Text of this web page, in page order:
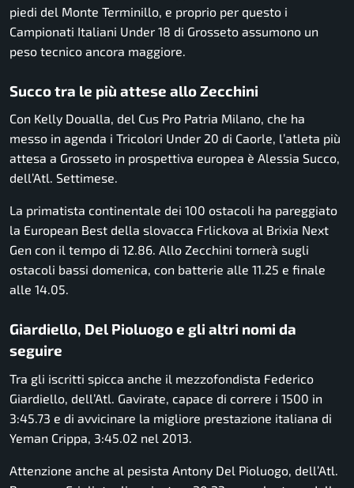
piedi del Monte Terminillo, e proprio per questo i
Campionati Italiani Under 18 di Grosseto assumono un
peso tecnico ancora maggiore.
Succo tra le più attese allo Zecchini
Con Kelly Doualla, del Cus Pro Patria Milano, che ha
messo in agenda i Tricolori Under 20 di Caorle, l’atleta più
attesa a Grosseto in prospettiva europea è Alessia Succo,
dell’Atl. Settimese.
La primatista continentale dei 100 ostacoli ha pareggiato
la European Best della slovacca Frlickova al Brixia Next
Gen con il tempo di 12.86. Allo Zecchini tornerà sugli
ostacoli bassi domenica, con batterie alle 11.25 e finale
alle 14.05.
Giardiello, Del Pioluogo e gli altri nomi da
seguire
Tra gli iscritti spicca anche il mezzofondista Federico
Giardiello, dell’Atl. Gavirate, capace di correre i 1500 in
3:45.73 e di avvicinare la migliore prestazione italiana di
Yeman Crippa, 3:45.02 nel 2013.
Attenzione anche al pesista Antony Del Pioluogo, dell’Atl.